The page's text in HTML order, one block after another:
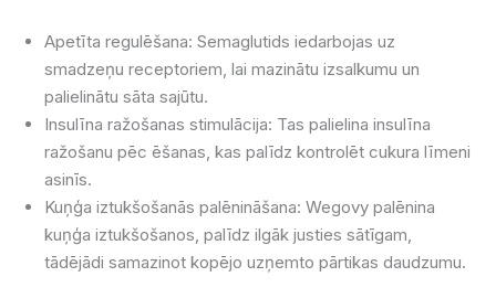
Apetīta regulēšana: Semaglutids iedarbojas uz
smadzeņu receptoriem, lai mazinātu izsalkumu un
palielinātu sāta sajūtu.
Insulīna ražošanas stimulācija: Tas palielina insulīna
ražošanu pēc ēšanas, kas palīdz kontrolēt cukura līmeni
asinīs.
Kuņģa iztukšošanās palēnināšana: Wegovy palēnina
kuņģa iztukšošanos, palīdz ilgāk justies sātīgam,
tādējādi samazinot kopējo uzņemto pārtikas daudzumu.